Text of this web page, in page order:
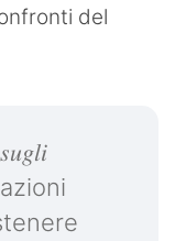
del
azioni